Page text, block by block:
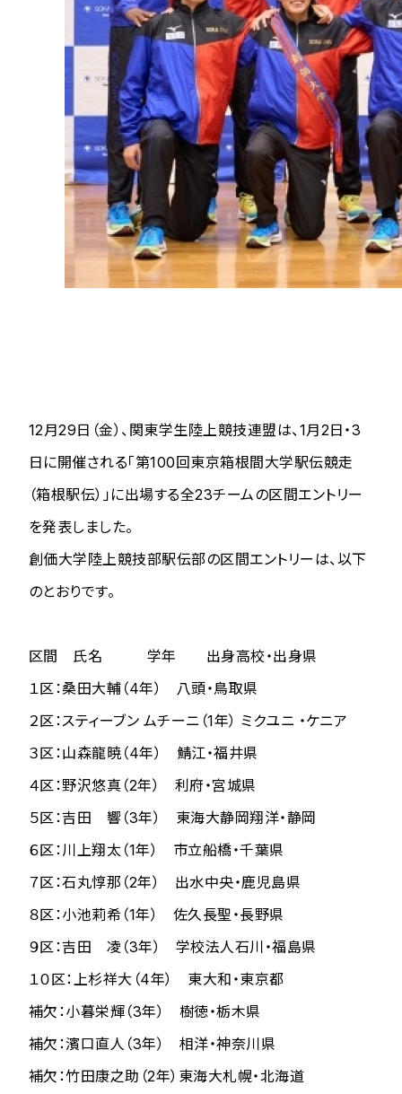
12月29日（金）、関東学生陸上競技連盟は、1月2日・3
日に開催される「第100回東京箱根間大学駅伝競走
（箱根駅伝）」に出場する全23チームの区間エントリー
を発表しました。
創価大学陸上競技部駅伝部の区間エントリーは、以下
のとおりです。
区間 氏名 学年 出身高校・出身県
１区：桑田大輔（4年） 八頭・鳥取県
２区：スティーブン ムチーニ（1年） ミクユニ ・ケニア
３区：山森龍暁（4年） 鯖江・福井県
４区：野沢悠真（2年） 利府・宮城県
５区：吉田 響（3年） 東海大静岡翔洋・静岡
６区：川上翔太（1年） 市立船橋・千葉県
７区：石丸惇那（2年） 出水中央・鹿児島県
８区：小池莉希（1年） 佐久長聖・長野県
９区：吉田 凌（3年） 学校法人石川・福島県
１０区：上杉祥大（4年） 東大和・東京都
補欠：小暮栄輝（3年） 樹徳・栃木県
補欠：濱口直人（3年） 相洋・神奈川県
補欠：竹田康之助（2年）東海大札幌・北海道